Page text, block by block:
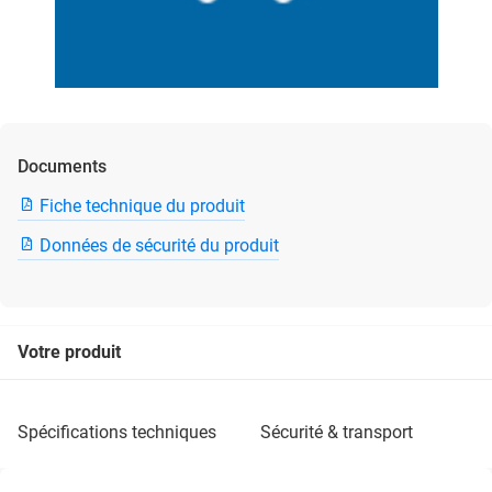
Documents
Fiche technique du produit
Données de sécurité du produit
Votre produit
spécifications techniques sécurité & transport